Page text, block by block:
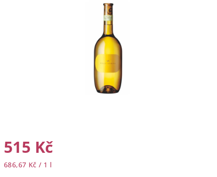
515 Kč
Měrná
686,67 Kč / 1 l